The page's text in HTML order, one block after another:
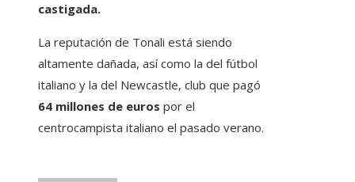
castigada.
La reputación de Tonali está siendo
altamente dañada, así como la del fútbol
italiano y la del Newcastle, club que pagó
64 millones de euros por el
centrocampista italiano el pasado verano.